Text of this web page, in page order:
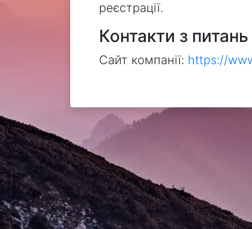
реєстрації.
Контакти з
Сайт компанії: https://